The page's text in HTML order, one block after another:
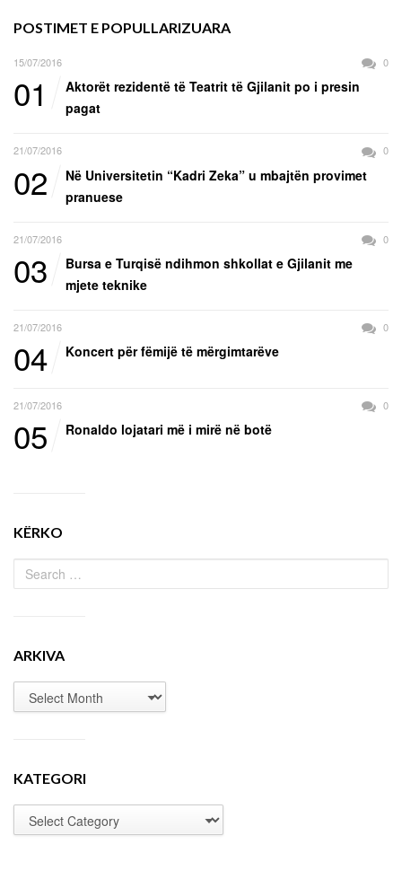
POSTIMET E POPULLARIZUARA
15/07/2016 0
01
Aktorët rezidentë të Teatrit të Gjilanit po i presin
pagat
21/07/2016 0
02
Në Universitetin “Kadri Zeka” u mbajtën provimet
pranuese
21/07/2016 0
03
Bursa e Turqisë ndihmon shkollat e Gjilanit me
mjete teknike
21/07/2016 0
04 Koncert për fëmijë të mërgimtarëve
21/07/2016 0
05 Ronaldo lojatari më i mirë në botë
KËRKO
ARKIVA
KATEGORI